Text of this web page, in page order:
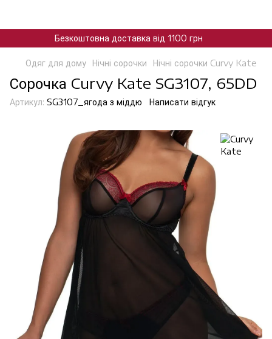
Безкоштовна доставка від 1100 грн
Одяг для дому Нічні сорочки Нічні сорочки Curvy Kate
Сорочка Curvy Kate SG3107, 65DD
Артикул: SG3107_ягода з мiддю Написати відгук